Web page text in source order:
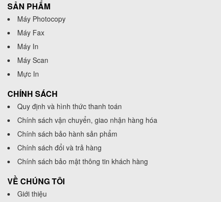
SẢN PHẨM
Máy Photocopy
Máy Fax
Máy In
Máy Scan
Mực In
CHÍNH SÁCH
Quy định và hình thức thanh toán
Chính sách vận chuyển, giao nhận hàng hóa
Chính sách bảo hành sản phẩm
Chính sách đổi và trả hàng
Chính sách bảo mật thông tin khách hàng
VỀ CHÚNG TÔI
Giới thiệu